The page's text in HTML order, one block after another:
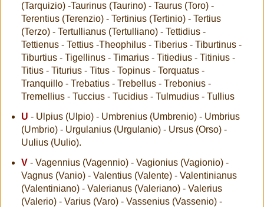
(Tarquizio) -Taurinus (Taurino) - Taurus (Toro) -
Terentius (Terenzio) - Tertinius (Tertinio) - Tertius
(Terzo) - Tertullianus (Tertulliano) - Tettidius -
Tettienus - Tettius -Theophilus - Tiberius - Tiburtinus -
Tiburtius - Tigellinus - Timarius - Titiedius - Titinius -
Titius - Titurius - Titus - Topinus - Torquatus -
Tranquillo - Trebatius - Trebellus - Trebonius -
Tremellius - Tuccius - Tucidius - Tulmudius - Tullius
U - Ulpius (Ulpio) - Umbrenius (Umbrenio) - Umbrius
(Umbrio) - Urgulanius (Urgulanio) - Ursus (Orso) -
Uulius (Uulio).
V- Vagennius (Vagennio) - Vagionius (Vagionio) -
Vagnus (Vanio) - Valentius (Valente) - Valentinianus
(Valentiniano) - Valerianus (Valeriano) - Valerius
(Valerio) - Varius (Varo) - Vassenius (Vassenio) -